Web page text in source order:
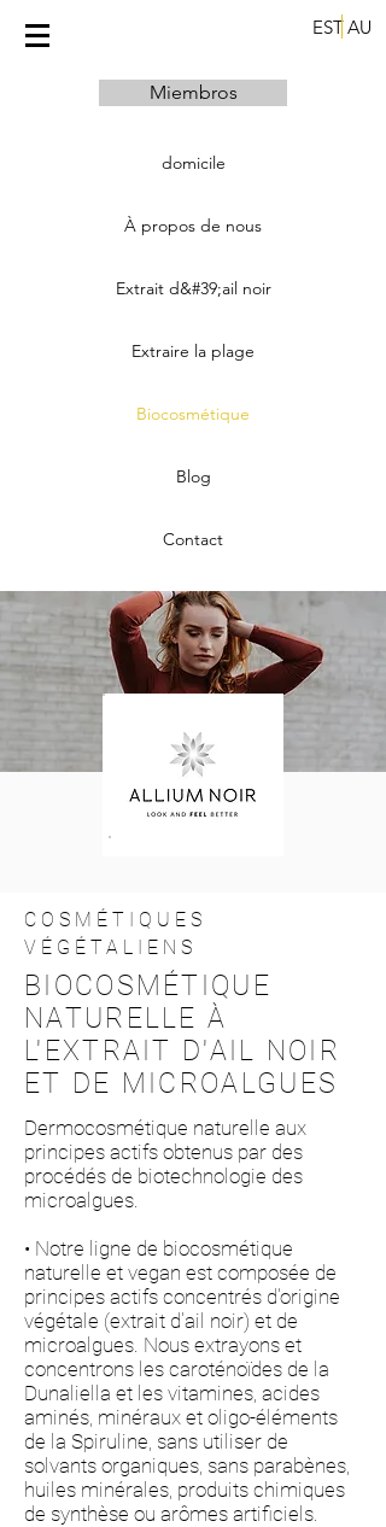
ESTAU
Miembros
domicile
À propos de nous
Extrait d&#39;ail noir
Extraire la plage
Biocosmétique
Blog
Contact
COSMÉTIQUES
VÉGÉTALIENS
BIOCOSMÉTIQUE
NATURELLE À
L'EXTRAIT D'AIL NOIR
ET DE MICROALGUES
Dermocosmétique naturelle aux
principes actifs obtenus par des
procédés de biotechnologie des
microalgues.
• Notre ligne de biocosmétique
naturelle et vegan est composée de
principes actifs concentrés d'origine
végétale (extrait d'ail noir) et de
microalgues. Nous extrayons et
concentrons les caroténoïdes de la
Dunaliella et les vitamines, acides
aminés, minéraux et oligo-éléments
de la Spiruline, sans utiliser de
solvants organiques, sans parabènes,
huiles minérales, produits chimiques
de synthèse ou arômes artificiels.